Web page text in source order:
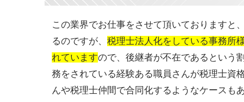
この業界でお仕事をさせて頂いておりますと
るのですが、 税理士法人化をしている事務所
れていますので、後継者が不在であるという
務をされている経験ある職員さんが税理士資
んや税理士仲間で合同化するようなケースもあ